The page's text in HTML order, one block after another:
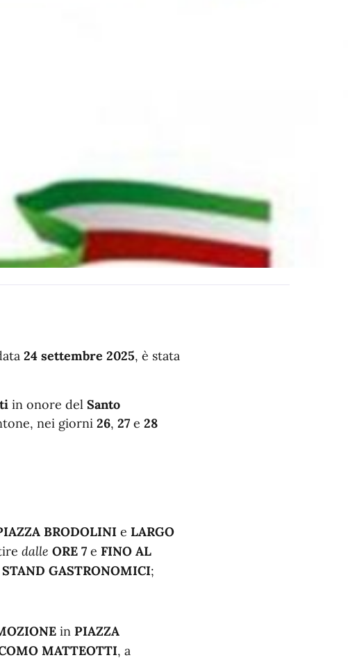
24 settembre 2025, è stata
in onore del Santo
nei giorni 26, 27 e 28
BRODOLINI e LARGO
dalle ORE 7 e FINO AL
STAND GASTRONOMICI;
in PIAZZA
MATTEOTTI, a